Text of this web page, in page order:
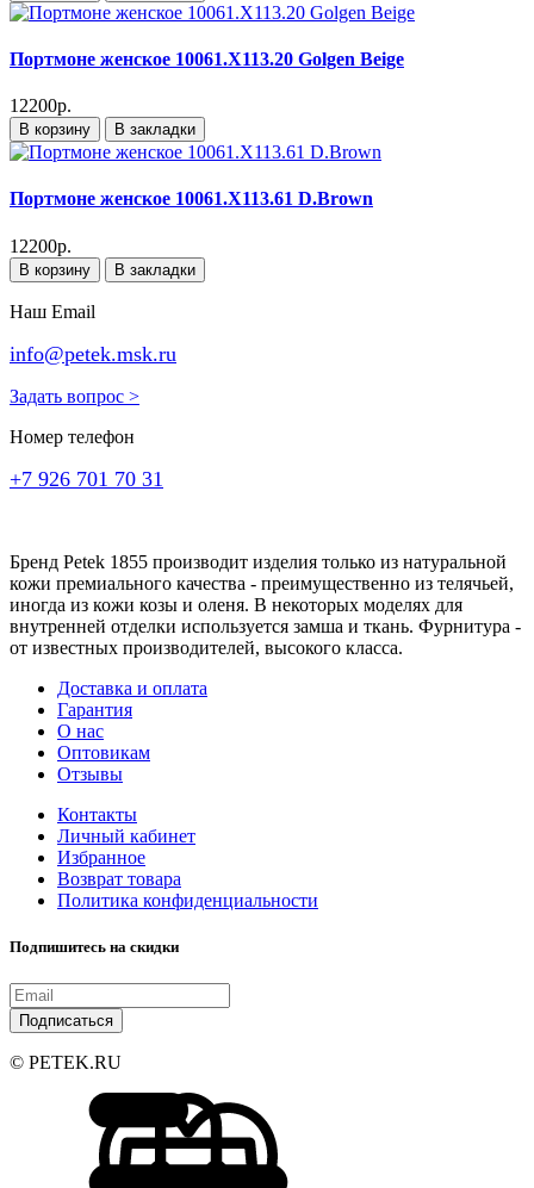
Портмоне женское 10061.X113.20 Golgen Beige
12200р.
В корзину В закладки
Портмоне женское 10061.X113.61 D.Brown
12200р.
В корзину В закладки
Наш Email
info@petek.msk.ru
Задать вопрос >
Номер телефон
+7 926 701 70 31
Бренд Petek 1855 производит изделия только из натуральной
кожи премиального качества - преимущественно из телячьей,
иногда из кожи козы и оленя. В некоторых моделях для
внутренней отделки используется замша и ткань. Фурнитура -
от известных производителей, высокого класса.
Доставка и оплата
Гарантия
О нас
Оптовикам
Отзывы
Контакты
Личный кабинет
Избранное
Возврат товара
Политика конфиденциальности
Подпишитесь на скидки
Подписаться
© PETEK.RU